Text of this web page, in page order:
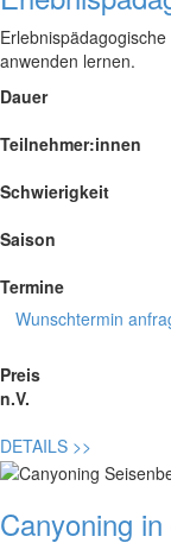
anwenden lernen.
Dauer
Teilnehmer:innen
Schwierigkeit
Saison
Termine
Wunschtermin
Preis
n.V.
DETAILS >>
Canyoning